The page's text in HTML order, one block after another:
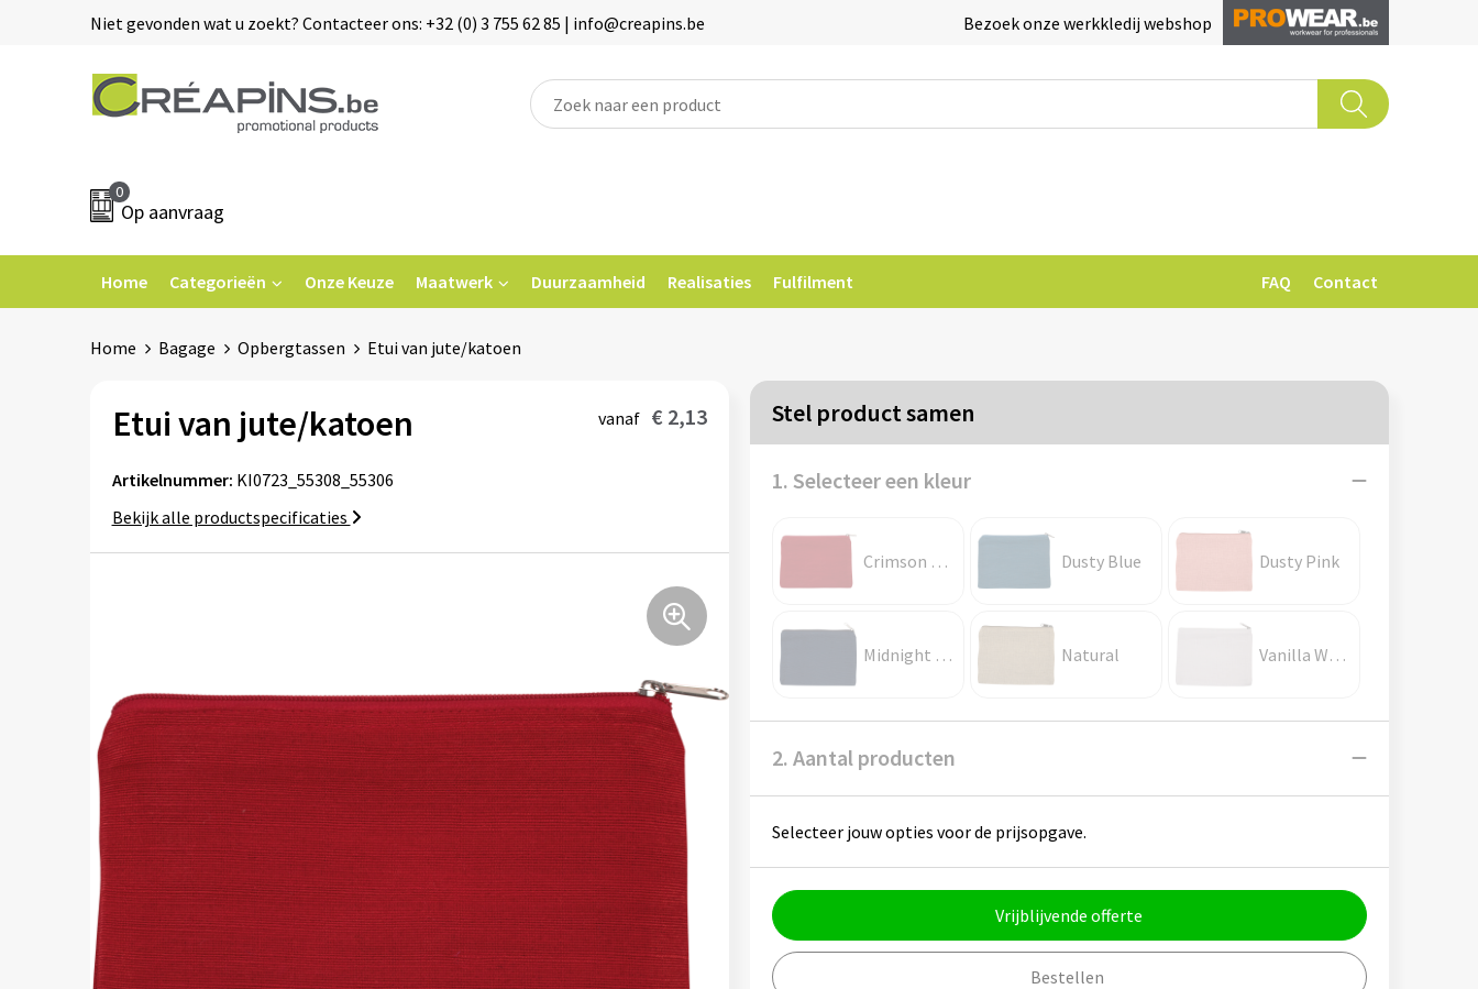
Niet gevonden wat u zoekt? Contacteer ons: +32 (0) 3 755 62 85 | info@creapins.be Bezoek onze werkkledij webshop
0
Op aanvraag
Home Categorieën Onze Keuze Maatwerk Duurzaamheid Realisaties Fulfilment FAQ Contact
Home Bagage Opbergtassen Etui van jute/katoen
Etui van jute/katoen vanaf € 2,13
Artikelnummer: KI0723_55308_55306
Bekijk alle productspecificaties
Stel product samen
1. Selecteer een kleur
Crimson Red Dusty Blue Dusty Pink
Midnight Blue Natural Vanilla White
2. Aantal producten
Selecteer jouw opties voor de prijsopgave.
Vrijblijvende offerte
Bestellen